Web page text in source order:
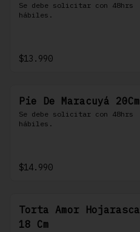
Se debe solicitar con 48hrs
hábiles.
$13.990
Pie De Maracuyá 20Cm
Se debe solicitar con 48hrs
hábiles.
$14.990
Torta Amor Hojarasca
18 Cm